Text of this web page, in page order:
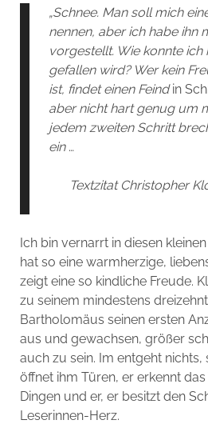
„Schnee. Man soll mich
nennen, aber ich habe ihn
vorgestellt. Wie konnte ich
gefallen wird? Wer kein
ist, findet einen Feindin
aber nicht hart genug um
jedem zweiten Schritt
ein…
Textzitat Christopher
Ich bin vernarrt in diesen
hat so eine warmherzige,
zeigt eine so kindliche Freude.
zu seinem mindestens
Bartholomäus seinen ersten
aus und gewachsen, größer
auch zu sein. Im entgeht nichts,
öffnet ihm Türen, er erkennt
Dingen und er, er besitzt den
Leserinnen-Herz.